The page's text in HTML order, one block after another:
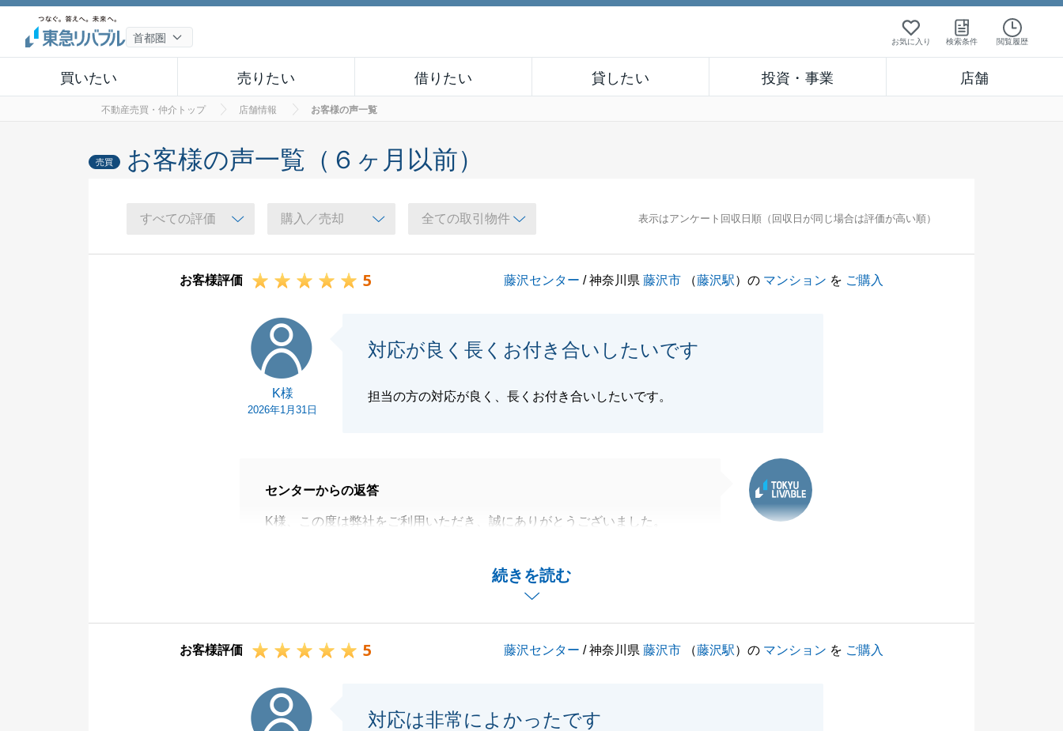
お気に入り 検索条件 閲覧履歴
買いたい 売りたい 借りたい 貸したい 投資・事業 店舗
不動産売買・仲介トップ 店舗情報 お客様の声一覧
売買 お客様の声一覧（６ヶ月以前）
表示はアンケート回収日順（回収日が同じ場合は評価が高い順）
お客様評価 5 藤沢センター / 神奈川県藤沢市 （藤沢駅）の マンション を ご購入
K様
2026年1月31日
対応が良く長くお付き合いしたいです
担当の方の対応が良く、長くお付き合いしたいです。
続きを読む
センターからの返答
K様、この度は弊社をご利用いただき、誠にありがとうございました。
今度、不動産に関して何かお困りごとがございましたら、お気軽にご連絡い
閉じる
お客様評価 5 藤沢センター / 神奈川県藤沢市 （藤沢駅）の マンション を ご購入
対応は非常によかったです